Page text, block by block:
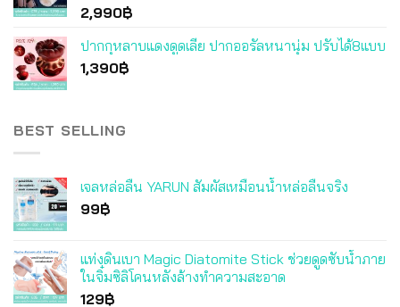
2,990฿
ปากกุหลาบแดงดูดเลีย ปากออรัลหนานุ่ม ปรับได้8แบบ
1,390฿
BEST SELLING
เจลหล่อลื่น YARUN สัมผัสเหมือนน้ำหล่อลื่นจริง
99฿
แท่งดินเบา Magic Diatomite Stick ช่วยดูดซับน้ำภาย
ในจิ๋มซิลิโคนหลังล้างทำความสะอาด
129฿